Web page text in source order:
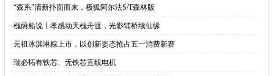
·“森系”清新扑面而来，极狐阿尔法S/T森林版
·槐荫船说丨孝感动天槐舟渡，光影铺桥续仙缘
·元祖冰淇淋粽上市，以创新姿态抢占五一消费新赛
·瑞必拓有铁芯、无铁芯直线电机